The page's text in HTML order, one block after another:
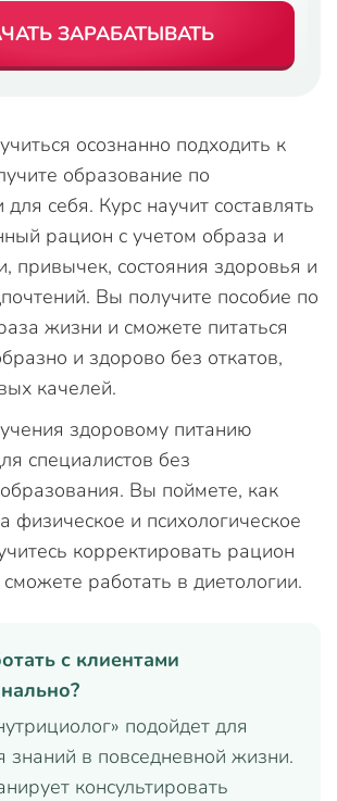
ЗАРАБАТЫВАТЬ
осознанно подходить к
образование по
себя. Курс научит составлять
рацион с учетом образа и
привычек, состояния здоровья и
Вы получите пособие по
жизни и сможете питаться
и здорово без откатов,
качелей.
здоровому питанию
специалистов без
Вы поймете, как
физическое и психологическое
корректировать рацион
работать в диетологии.
с клиентами
подойдет для
знаний в повседневной жизни.
консультировать